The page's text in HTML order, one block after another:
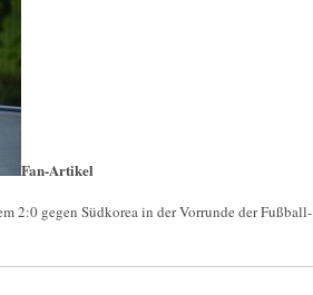
Fan-Artikel
2:0 gegen Südkorea in der Vorrunde der Fußball-